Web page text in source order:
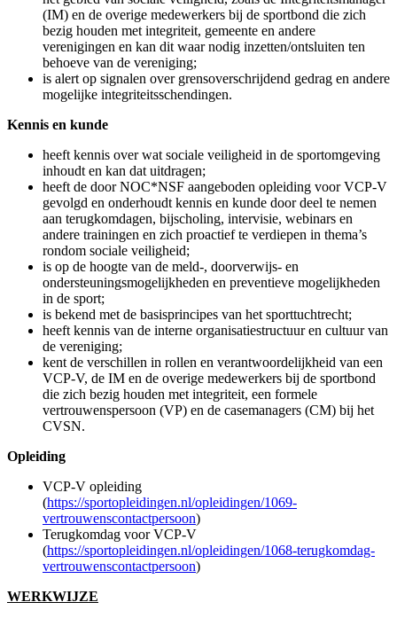
de VCP-V gaat zorgvuldig om met de informatie uit de
gesprekken (zie voor uitleg onder punt Vertrouwelijkheid) en
heeft kennis van de meldprocedures binnen de georganiseerde
sport en de verwijzingsnetwerken binnen en buiten de sport;
de VCP-V kan bij vragen of twijfels over doorverwijzing
over een signaal op hoofdlijnen anoniem sparren met het
meldpunt van de sportbond of CVSN en om advies vragen;
Daarbij geldt dat:
de sportbond een meldpunt is dat werkt vanuit hun
verantwoordelijkheid voor het belang van de leden. De
sportbond kan geen vertrouwelijkheid garanderen;
het CVSN een meldpunt is dat werkt vanuit het
maatschappelijk belang voor een veilige sport. CVSN kan
geen vertrouwelijkheid garanderen.
de VCP-V informeert de persoon
voordat het gesprek
inhoudelijk wordt over het volgende:
de VCP-V garandeert vooraf nooit anonimiteit of
geheimhouding en moet informatie herleidbaar kunnen delen
indien er sprake is van een situatie die gevaar oplevert voor de
persoon zelf of voor derden. Zie voor verdere uitwerking
onder punt Vertrouwelijkheid;
de VCP-V isgeen formeel meldpunt of
klachtenafhandelingspunt in de sport. Het is een
laagdrempelig aanspreekpunt met kennis over de
meldprocedures binnen de georganiseerde sport en de
verwijzingsnetwerken binnen en buiten de sport. De persoon
vereniging, de sportbond, CVSN of aanklager etc.) een
melding doen of klacht indienen. De VCP-V kan dat niet
doen;
Voor vertrouwelijk advies kan contact worden opgenomen
met een vertrouwenspersoon (VP). Dat kan via de sportbond
of op doorverwijzing via CVSN.
met het aanspreken van de VCP-V wordtnietvoldaan aan
een eventuele meldplicht die geldt bij bepaalde vermoedens
de VCP-V luistert goed en stelt (onbevooroordeeld)